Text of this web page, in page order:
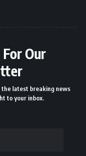
Our
the latest breaking news
to your inbox.